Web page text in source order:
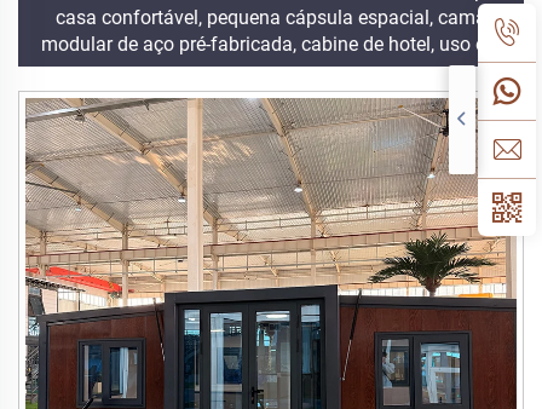
casa confortável, pequena cápsula espacial, cama
modular de aço pré-fabricada, cabine de hotel, uso em
escritório